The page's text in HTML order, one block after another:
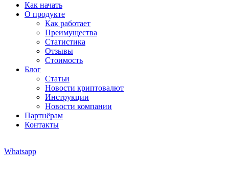
Как начать
О продукте
Как работает
Преимущества
Статистика
Отзывы
Стоимость
Блог
Статьи
Новости криптовалют
Инструкции
Новости компании
Партнёрам
Контакты
Whatsapp